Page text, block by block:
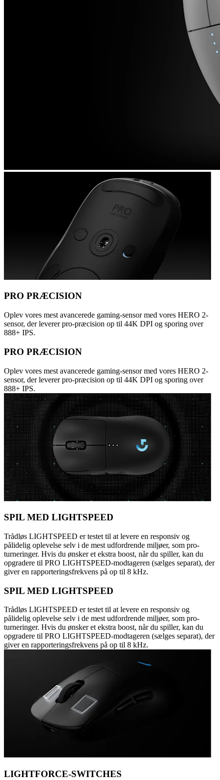
PRO PRÆCISION
Oplev vores mest avancerede gaming-sensor med vores HERO 2-
sensor, der leverer pro-præcision op til 44K DPI og sporing over
888+ IPS.
PRO PRÆCISION
Oplev vores mest avancerede gaming-sensor med vores HERO 2-
sensor, der leverer pro-præcision op til 44K DPI og sporing over
888+ IPS.
SPIL MED LIGHTSPEED
Trådløs LIGHTSPEED er testet til at levere en responsiv og
pålidelig oplevelse selv i de mest udfordrende miljøer, som pro-
turneringer. Hvis du ønsker et ekstra boost, når du spiller, kan du
opgradere til PRO LIGHTSPEED-modtageren (sælges separat), der
giver en rapporteringsfrekvens på op til 8 kHz.
SPIL MED LIGHTSPEED
Trådløs LIGHTSPEED er testet til at levere en responsiv og
pålidelig oplevelse selv i de mest udfordrende miljøer, som pro-
turneringer. Hvis du ønsker et ekstra boost, når du spiller, kan du
opgradere til PRO LIGHTSPEED-modtageren (sælges separat), der
giver en rapporteringsfrekvens på op til 8 kHz.
LIGHTFORCE-SWITCHES